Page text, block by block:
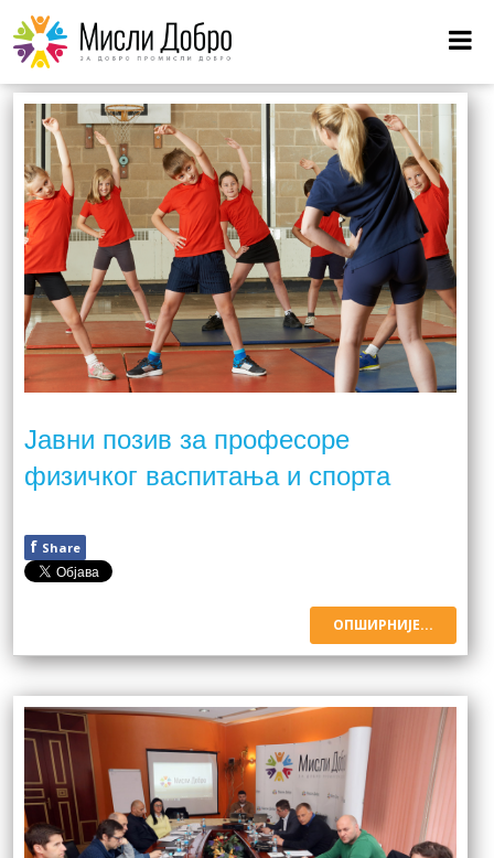
СПОРТ
Јавни позив за професоре
физичког васпитања и спорта
f Share
ОПШИРНИЈЕ...